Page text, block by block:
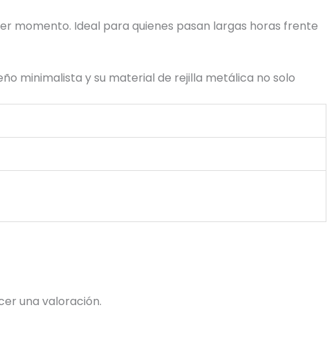
momento. Ideal para quienes pasan largas horas frente
minimalista y su material de rejilla metálica no solo
una valoración.